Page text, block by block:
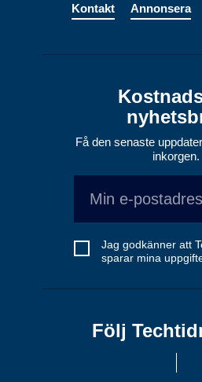
Kontakt Annonsera
Få den senaste
inkorgen.
Jag godkänner att
sparar mina
Följ